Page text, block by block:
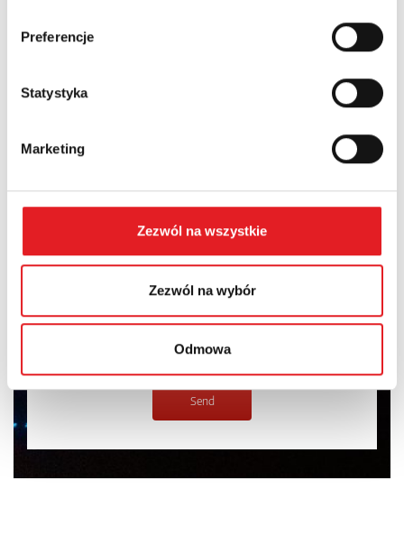
Preferencje
Statystyka
Marketing
Zezwól na wszystkie
Zezwól na wybór
Odmowa
I consent to the processing of my personal data by Relpol
S.A. More information on the processing of personal data
Privacy Policy*
I have read thePrivacy Policy*